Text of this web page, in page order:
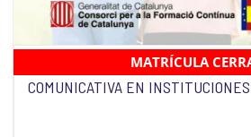
APOYO PSICOSOCIAL, ATENCIÓN
COMUNICATIVA EN
MATRÍCULA